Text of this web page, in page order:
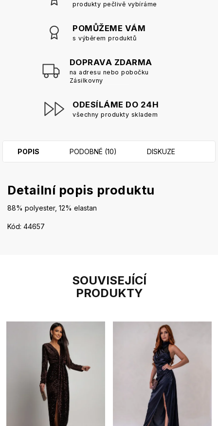
produkty pečlivě vybíráme
POMŮŽEME VÁM
s výběrem produktů
DOPRAVA ZDARMA
na adresu nebo pobočku
Zásilkovny
ODESÍLÁME DO 24H
všechny produkty skladem
SOUVISEJÍCÍ
PRODUKTY
POPIS PODOBNÉ (10) DISKUZE
Detailní popis produktu
88% polyester, 12% elastan
Kód: 44657